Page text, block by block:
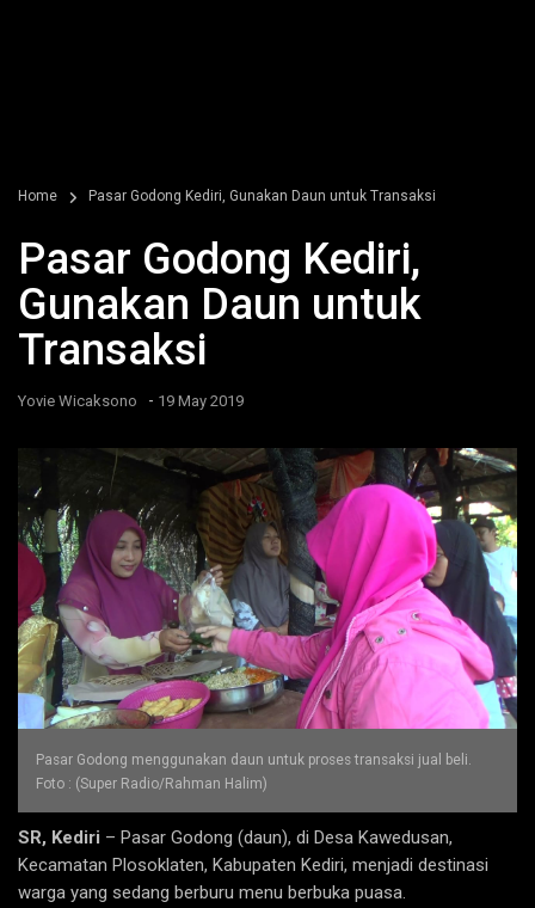
Home Pasar Godong Kediri, Gunakan Daun untuk Transaksi
Pasar Godong Kediri,
Gunakan Daun untuk
Transaksi
Yovie Wicaksono - 19 May 2019
Pasar Godong menggunakan daun untuk proses transaksi jual beli.
Foto : (Super Radio/Rahman Halim)
SR, Kediri – Pasar Godong (daun), di Desa Kawedusan,
Kecamatan Plosoklaten, Kabupaten Kediri, menjadi destinasi
warga yang sedang berburu menu berbuka puasa.